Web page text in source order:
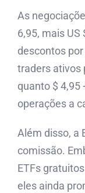
As
6,95, mais
descontos
traders ativos
quanto $ 4,95
operações a
Além disso, a
comissão.
ETFs
eles ainda